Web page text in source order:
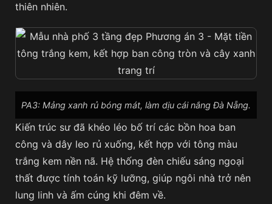
thiên nhiên.
PA3: Mảng xanh rủ bóng mát, làm dịu cái nắng Đà Nẵng.
Kiến trúc sư đã khéo léo bố trí các bồn hoa ban
công và dây leo rủ xuống, kết hợp với tông màu
trắng kem nền nã. Hệ thống đèn chiếu sáng ngoại
thất được tính toán kỹ lưỡng, giúp ngôi nhà trở nên
lung linh và ấm cúng khi đêm về.